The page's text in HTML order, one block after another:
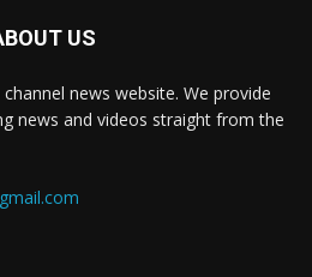
US
news website. We provide
news and videos straight from the